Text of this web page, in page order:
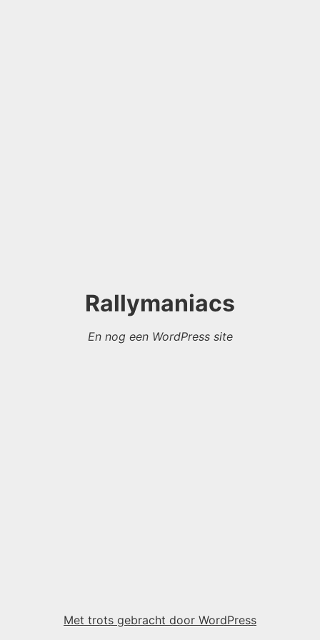
Rallymaniacs
En nog een WordPress site
Met trots gebracht door WordPress